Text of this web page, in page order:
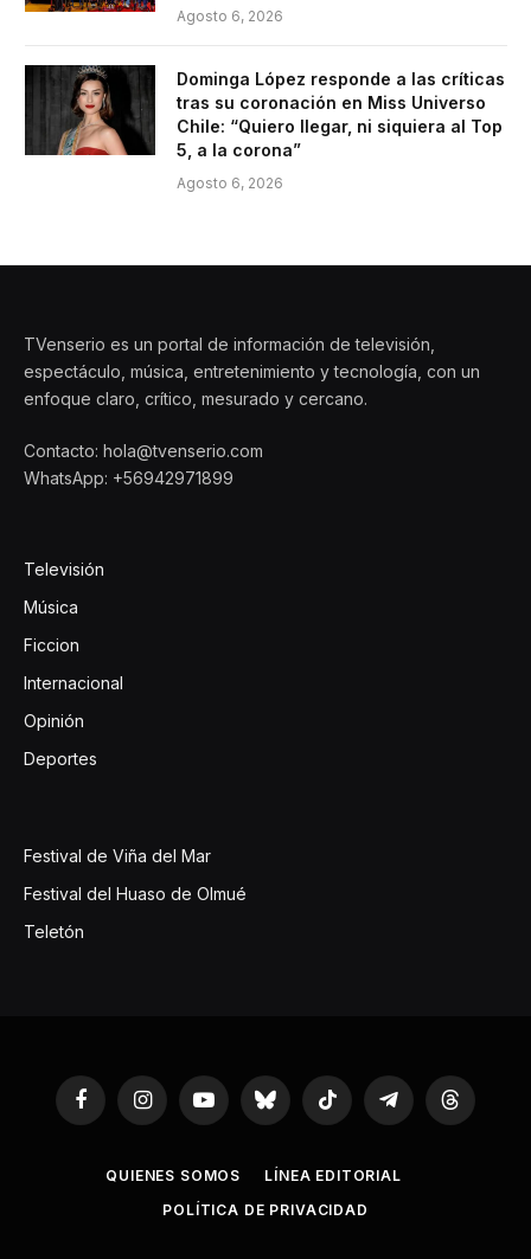
Agosto 6, 2026
Dominga López responde a las críticas
tras su coronación en Miss Universo
Chile: “Quiero llegar, ni siquiera al Top
5, a la corona”
Agosto 6, 2026
TVenserio es un portal de información de televisión,
espectáculo, música, entretenimiento y tecnología, con un
enfoque claro, crítico, mesurado y cercano.
Contacto: hola@tvenserio.com
WhatsApp: +56942971899
Televisión
Música
Ficcion
Internacional
Opinión
Deportes
Festival de Viña del Mar
Festival del Huaso de Olmué
Teletón
FacebookInstagramYouTubeBluesky TikTok TelegramThreads
QUIENES SOMOS
LÍNEA EDITORIAL
POLÍTICA DE PRIVACIDAD